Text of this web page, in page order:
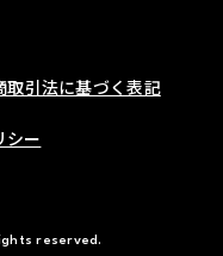
取引法に基づく表記
シー
reserved.